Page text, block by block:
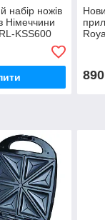
набір ножів
Німеччини
KSS600
890